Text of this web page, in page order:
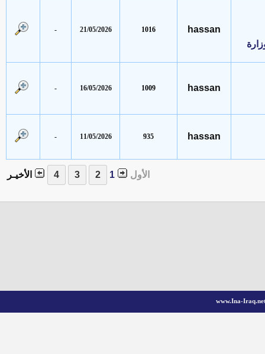
hassan
1016
21/05/2026
hassan
1009
16/05/2026
hassan
11/05/2026
الأول 1 الأخيـر